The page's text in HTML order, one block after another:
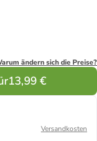
ändern sich die Preise?
13,99 €
Versandkosten